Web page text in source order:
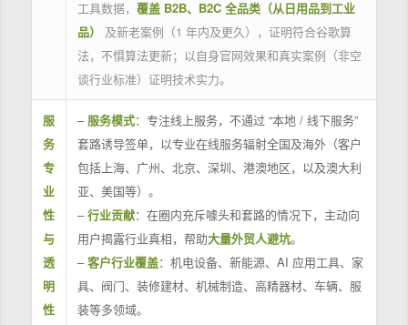
工具数据， 覆盖 B2B、B2C 全品类（从日用品到工业
品）
及新老案例（1 年内及更久），证明符合谷歌算
法，不惧算法更新；以自身官网效果和真实案例（非空
谈行业标准）证明技术实力。
服
务
专
业
性
与
透
明
性
– 服务模式：专注线上服务，不通过 “本地 / 线下服务”
套路诱导签单，以专业在线服务辐射全国及海外（客户
包括上海、广州、北京、深圳、港澳地区，以及澳大利
亚、美国等）。
–行业贡献：在圈内充斥噱头和套路的情况下，主动向
用户揭露行业真相，帮助大量外贸人避坑。
–客户行业覆盖：机电设备、新能源、AI 应用工具、家
具、阀门、装修建材、机械制造、高精器材、车辆、服
装等多领域。